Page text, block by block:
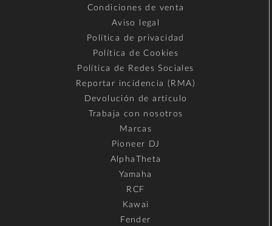
Condiciones de venta
Aviso legal
Política de privacidad
Política de Cookies
Política de Redes Sociales
Reportar incidencia (RMA)
Devolución de artículo
Trabaja con nosotros
Marcas
Pioneer DJ
AlphaTheta
Yamaha
RCF
Kawai
Fender